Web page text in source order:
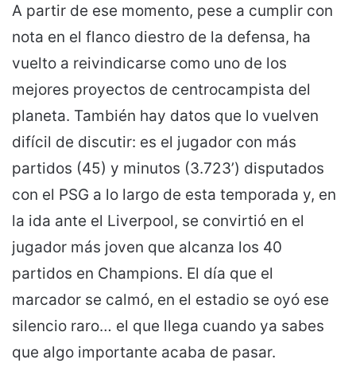
A partir de ese momento, pese a cumplir con
nota en el flanco diestro de la defensa, ha
vuelto a reivindicarse como uno de los
mejores proyectos de centrocampista del
planeta. También hay datos que lo vuelven
difícil de discutir: es el jugador con más
partidos (45) y minutos (3.723’) disputados
con el PSG a lo largo de esta temporada y, en
la ida ante el Liverpool, se convirtió en el
jugador más joven que alcanza los 40
partidos en Champions. El día que el
marcador se calmó, en el estadio se oyó ese
silencio raro… el que llega cuando ya sabes
que algo importante acaba de pasar.